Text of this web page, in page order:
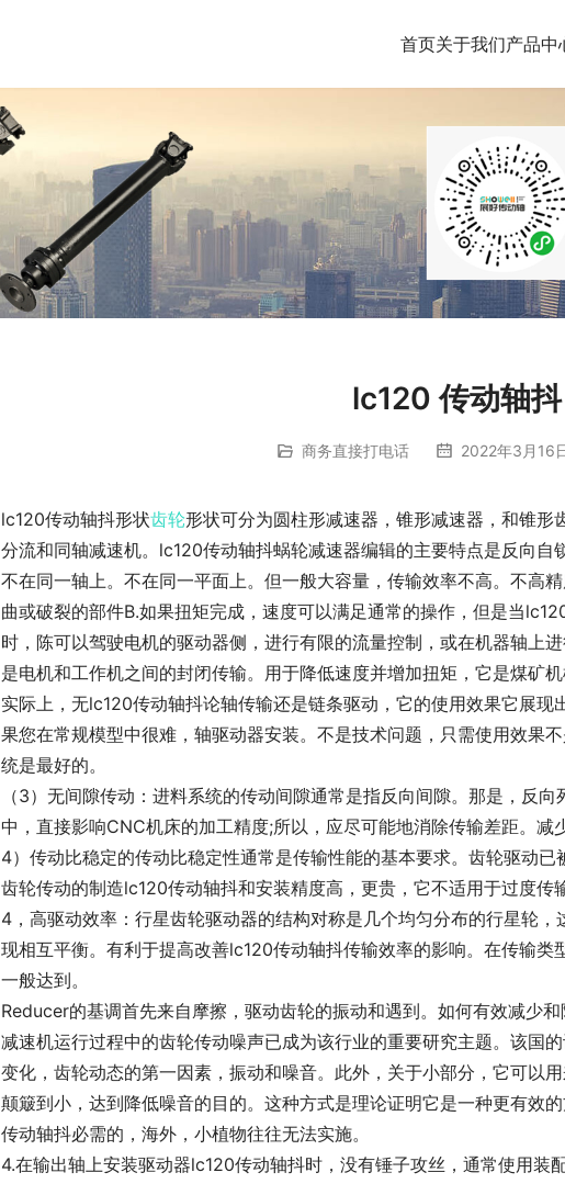
首页关于我们产品中
lc120 传动轴抖
商务直接打电话 2022年3月16
lc120传动轴抖形状齿轮形状可分为圆柱形减速器，锥形减速器，和锥形
分流和同轴减速机。lc120传动轴抖蜗轮减速器编辑的主要特点是反向自
不在同一轴上。不在同一平面上。但一般大容量，传输效率不高。不高
曲或破裂的部件B.如果扭矩完成，速度可以满足通常的操作，但是当
时，陈可以驾驶电机的驱动器侧，进行有限的流量控制，或在机器轴上
是电机和工作机之间的封闭传输。用于降低速度并增加扭矩，它是煤矿机
实际上，无lc120传动轴抖论轴传输还是链条驱动，它的使用效果它展
果您在常规模型中很难，轴驱动器安装。不是技术问题，只需使用效果
统是最好的。
（3）无间隙传动：进料系统的传动间隙通常是指反向间隙。那是，反
中，直接影响CNC机床的加工精度;所以，应尽可能地消除传输差距。减
4）传动比稳定的传动比稳定性通常是传输性能的基本要求。齿轮驱动已
齿轮传动的制造lc120传动轴抖和安装精度高，更贵，它不适用于过度传
4，高驱动效率：行星齿轮驱动器的结构对称是几个均匀分布的行星轮
现相互平衡。有利于提高改善lc120传动轴抖传输效率的影响。在传输类
一般达到。
Reducer的基调首先来自摩擦，驱动齿轮的振动和遇到。如何有效减少
减速机运行过程中的齿轮传动噪声已成为该行业的重要研究主题。该国
变化，齿轮动态的第一因素，振动和噪音。此外，关于小部分，它可以
颠簸到小，达到降低噪音的目的。这种方式是理论证明它是一种更有效
传动轴抖必需的，海外，小植物往往无法实施。
4.在输出轴上安装驱动器lc120传动轴抖时，没有锤子攻丝，通常使用装